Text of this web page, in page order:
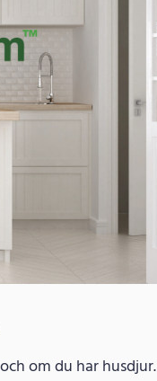
om du har husdjur.